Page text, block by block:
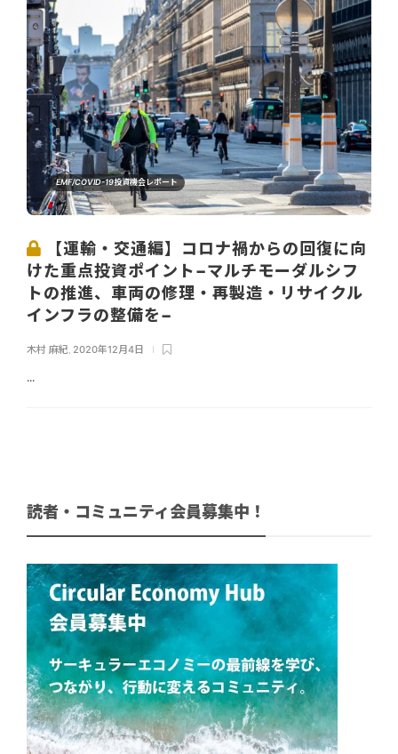
EMF/COVID-19投資機会レポート
【運輸・交通編】コロナ禍からの回復に向
けた重点投資ポイント−マルチモーダルシフ
トの推進、車両の修理・再製造・リサイクル
インフラの整備を−
木村 麻紀 2020年12月4日
...
読者・コミュニティ会員募集中！